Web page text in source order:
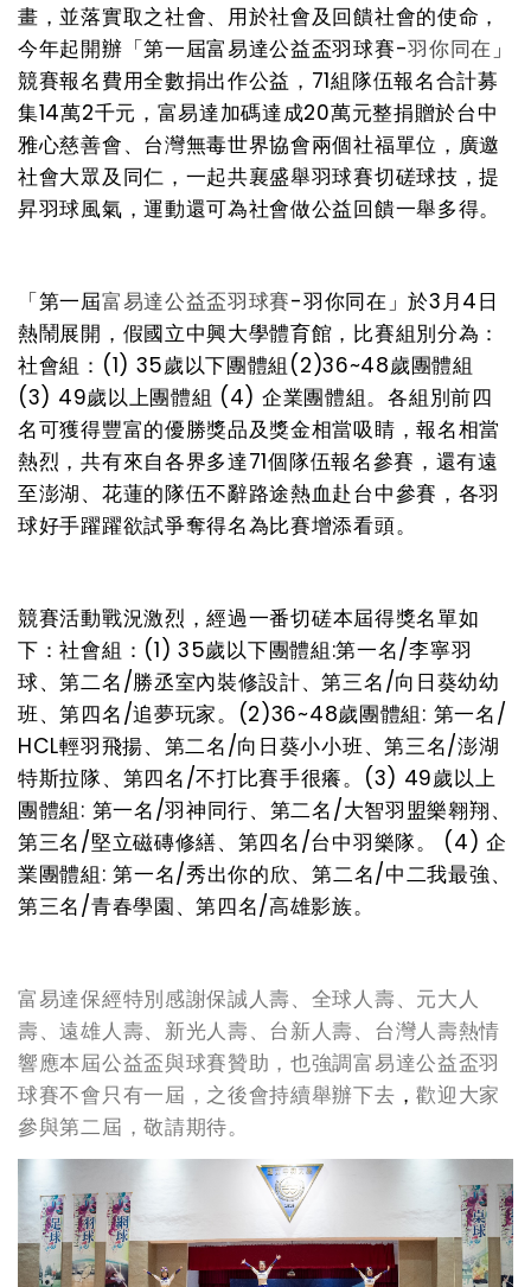
畫，並落實取之社會、用於社會及回饋社會的使命，
今年起開辦「第一屆富易達公益盃羽球賽-羽你同在 」
競賽報名費用全數捐出作公益，71組隊伍報名合計募
集14萬2千元，富易達加碼達成20萬元整捐贈於台中
雅心慈善會、台灣無毒世界協會兩個社福單位，廣邀
社會大眾及同仁，一起共襄盛舉羽球賽切磋球技，提
昇羽球風氣，運動還可為社會做公益回饋一舉多得。
「第一屆富易達公益盃羽球賽-羽你同在」於3月4日
熱鬧展開，假國立中興大學體育館，比賽組別分為：
社會組：(1) 35歲以下團體組(2)36~48歲團體組
(3) 49歲以上團體組 (4) 企業團體組。各組別前四
名可獲得豐富的優勝獎品及獎金相當吸睛，報名相當
熱烈，共有來自各界多達71個隊伍報名參賽 ，還有遠
至澎湖、花蓮的隊伍不辭路途熱血赴台中參賽，各羽
球好手躍躍欲試爭奪得名為比賽增添看頭。
競賽活動戰況激烈，經過一番切磋本屆得獎名單如
下：社會組：(1) 35歲以下團體組:第一名/李寧羽
球、第二名/勝丞室內裝修設計、第三名/向日葵幼幼
班、第四名/追夢玩家。(2)36~48歲團體組: 第一名/
HCL輕羽飛揚、第二名/向日葵小小班、第三名/澎湖
特斯拉隊、第四名/不打比賽手很癢。(3) 49歲以上
團體組: 第一名/羽神同行、第二名/大智羽盟樂翱翔、
第三名/堅立磁磚修繕、第四名/台中羽樂隊。 (4) 企
業團體組: 第一名/秀出你的欣、第二名/中二我最強、
第三名/青春學園、第四名/高雄影族。
富易達保經特別感謝保誠人壽、全球人壽、元大人
壽、遠雄人壽、新光人壽、台新人壽、台灣人壽熱情
響應本屆公益盃與球賽贊助，也強調富易達公益盃羽
球賽不會只有一屆，之後會持續舉辦下去 ，歡迎大家
參與第二屆，敬請期待。